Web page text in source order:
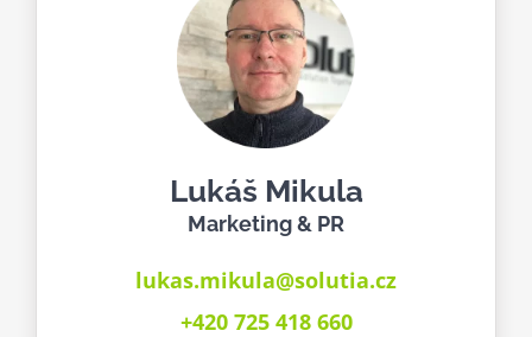
Lukáš Mikula
Marketing & PR
lukas.mikula@solutia.cz
+420 725 418 660